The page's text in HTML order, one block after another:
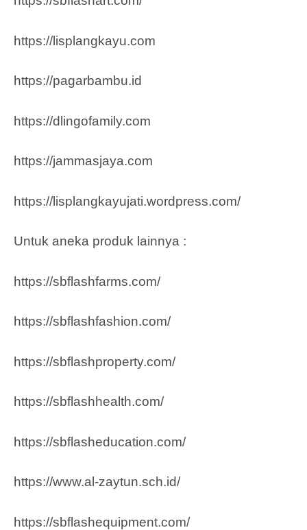
https://lisplangkayu.com
https://pagarbambu.id
https://dlingofamily.com
https://jammasjaya.com
https://lisplangkayujati.wordpress.com/
Untuk aneka produk lainnya :
https://sbflashfarms.com/
https://sbflashfashion.com/
https://sbflashproperty.com/
https://sbflashhealth.com/
https://sbflasheducation.com/
https://www.al-zaytun.sch.id/
https://sbflashequipment.com/